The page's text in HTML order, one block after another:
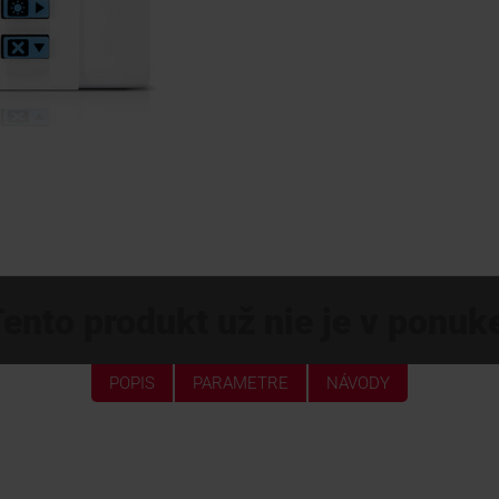
POPIS PARAMETRE NÁVODY